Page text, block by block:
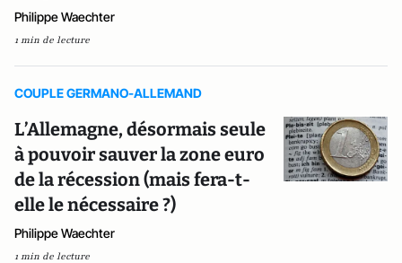
Philippe Waechter
1 min de lecture
COUPLE GERMANO-ALLEMAND
L’Allemagne, désormais seule
à pouvoir sauver la zone euro
de la récession (mais fera-t-
elle le nécessaire ?)
Philippe Waechter
1 min de lecture